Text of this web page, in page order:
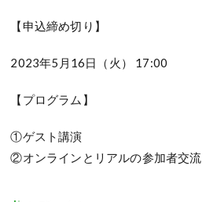
【申込締め切り】
2023年5月16日（火） 17:00
【プログラム】
①ゲスト講演
②オンラインとリアルの参加者交流